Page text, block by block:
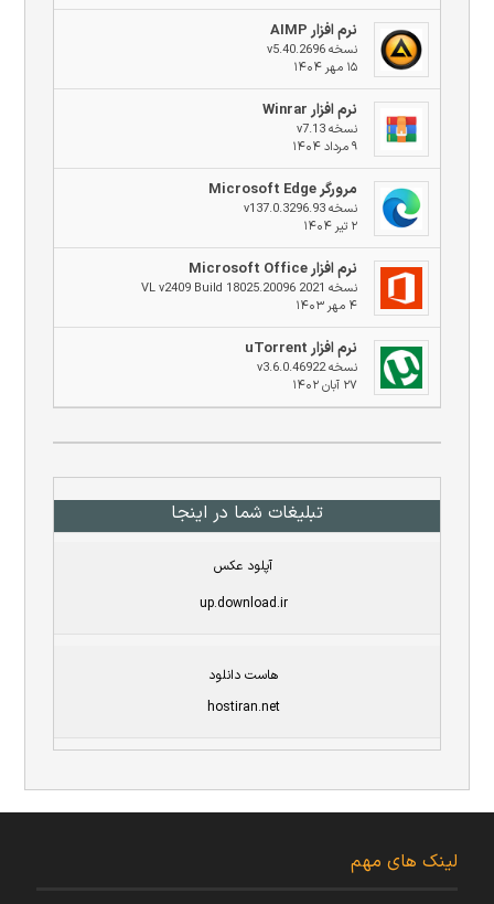
نرم افزار AIMP
نسخه v5.40.2696
۱۵ مهر ۱۴۰۴
نرم افزار Winrar
نسخه v7.13
۹ مرداد ۱۴۰۴
مرورگر Microsoft Edge
نسخه v137.0.3296.93
۲ تیر ۱۴۰۴
نرم افزار Microsoft Office
نسخه 2021 VL v2409 Build 18025.20096
۴ مهر ۱۴۰۳
نرم افزار uTorrent
نسخه v3.6.0.46922
۲۷ آبان ۱۴۰۲
تبلیغات شما در اینجا
آپلود عکس
up.download.ir
هاست دانلود
hostiran.net
لینک های مهم